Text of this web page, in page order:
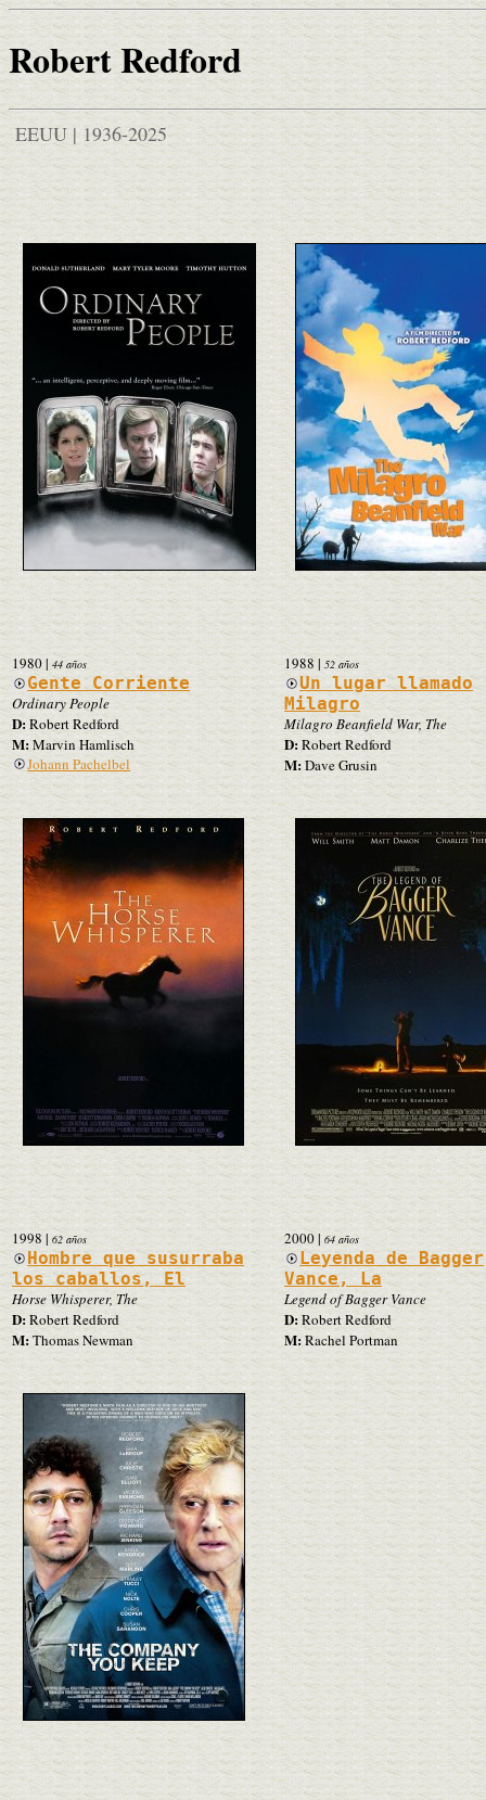
Robert Redford
EEUU | 1936-2025
1980| 44 años
Gente Corriente
Ordinary People
D:Robert Redford
M:Marvin Hamlisch
Johann Pachelbel
1988 | 52 años
Un lugar llamado
Milagro
Milagro Beanfield War, The
D:Robert Redford
M:Dave Grusin
1998 | 62 años
Hombre que susurraba
los caballos, El
Horse Whisperer, The
D:Robert Redford
M:Thomas Newman
2000| 64 años
Leyenda de Bagger
Vance, La
Legend of Bagger Vance
D:Robert Redford
M:Rachel Portman